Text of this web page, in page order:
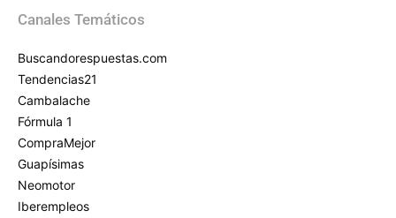
Canales Temáticos
Buscandorespuestas.com
Tendencias21
Cambalache
Fórmula 1
CompraMejor
Guapísimas
Neomotor
Iberempleos